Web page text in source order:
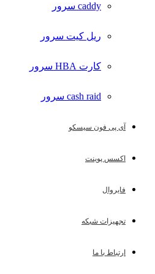
caddy سرور
ریل کیت سرور
کارت HBA سرور
cash raid سرور
آی پی فون سیسکو
اکسس پوینت
فایروال
تجهیزات شبکه
ارتباط با ما